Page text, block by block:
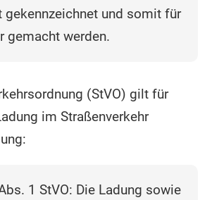
gekennzeichnet und somit für
gemacht werden.
(StVO) gilt für
im Straßenverkehr
1 StVO: Die Ladung sowie